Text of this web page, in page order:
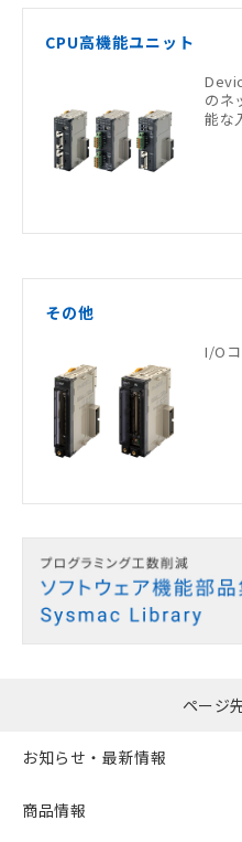
CPU高機能ユニット
のネ
能な
その他
I/O
ページ
お知らせ・最新情報
商品情報